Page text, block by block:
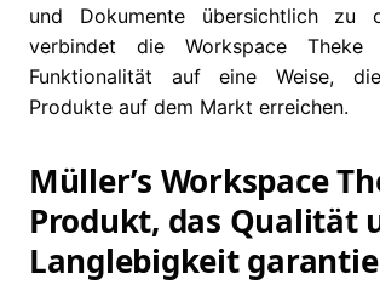
und Dokumente übersichtlich zu
verbindet die Workspace Theke
Funktionalität auf eine Weise,
Produkte auf dem Markt erreichen.
Müller’s Workspace
Produkt, das Qualität
Langlebigkeit